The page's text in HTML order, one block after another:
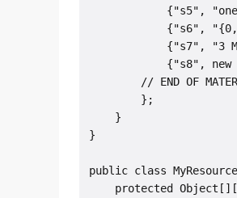
{"s5",
{"s6",
{"s7", "3
{"s8", new
// END OF
        };
    }
}
public class
protected